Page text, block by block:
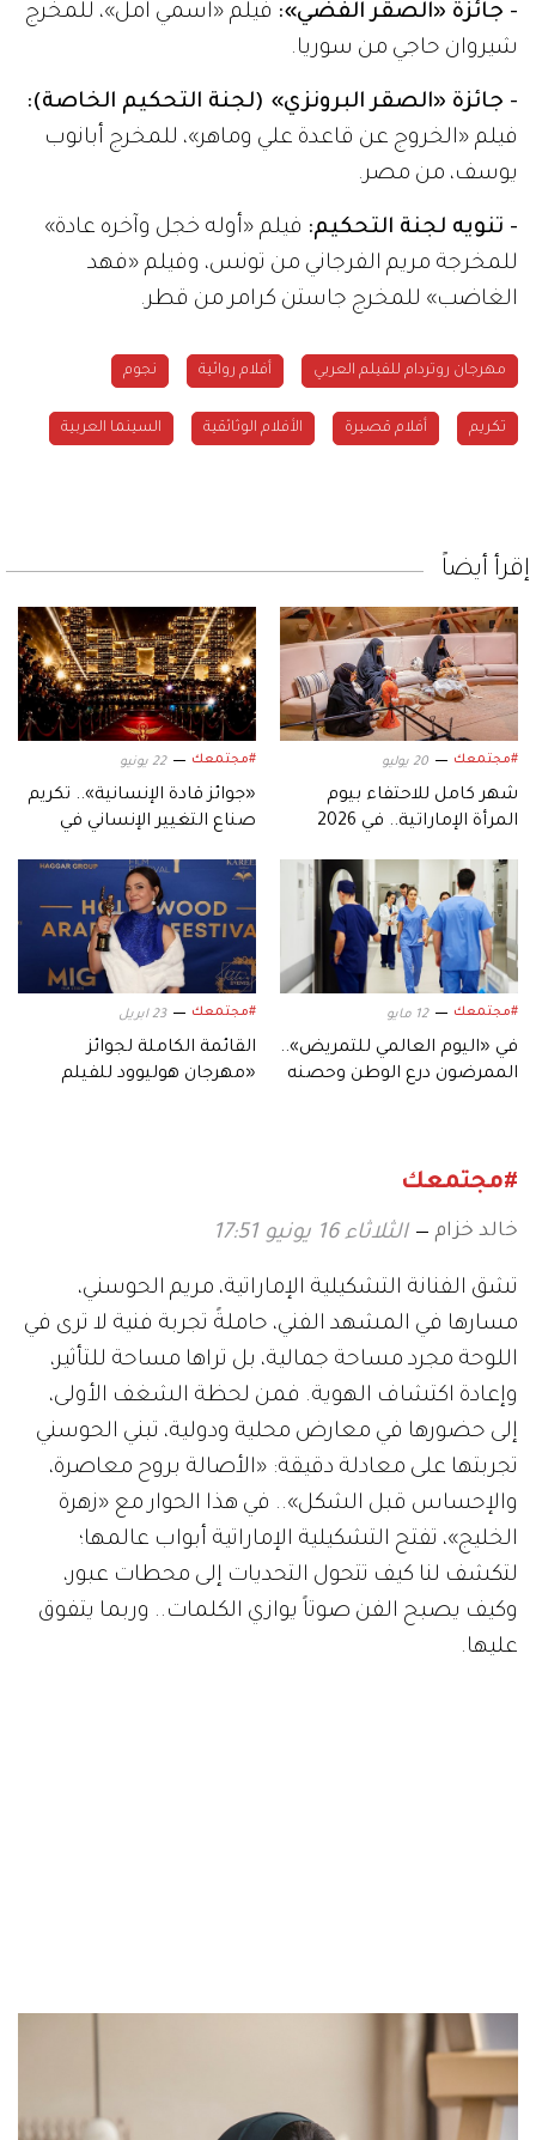
- جائزة «الصقر الفضي»: فيلم «اسمي أمل»، للمخرج
شيروان حاجي من سوريا.
- جائزة «الصقر البرونزي» (لجنة التحكيم الخاصة):
فيلم «الخروج عن قاعدة علي وماهر»، للمخرج أبانوب
يوسف، من مصر.
- تنويه لجنة التحكيم: فيلم «أوله خجل وآخره عادة»
للمخرجة مريم الفرجاني من تونس، وفيلم «فهد
الغاضب» للمخرج جاستن كرامر من قطر.
مهرجان روتردام للفيلم العربي أفلام روائية نجوم
تكريم أفلام قصيرة الأفلام الوثائقية السينما العربية
إقرأ أيضاً
#مجتمعك 20 يوليو
شهر كامل للاحتفاء بيوم
المرأة الإماراتية.. في 2026
#مجتمعك 22 يونيو
«جوائز قادة الإنسانية».. تكريم
صناع التغيير الإنساني في
#مجتمعك 12 مايو
في «اليوم العالمي للتمريض»..
الممرضون درع الوطن وحصنه
#مجتمعك 23 ابريل
القائمة الكاملة لجوائز
«مهرجان هوليوود للفيلم
#مجتمعك
خالد خزام الثلاثاء 16 يونيو 17:51
تشق الفنانة التشكيلية الإماراتية، مريم الحوسني،
مسارها في المشهد الفني، حاملةً تجربة فنية لا ترى في
اللوحة مجرد مساحة جمالية، بل تراها مساحة للتأثير،
وإعادة اكتشاف الهوية. فمن لحظة الشغف الأولى،
إلى حضورها في معارض محلية ودولية، تبني الحوسني
تجربتها على معادلة دقيقة: «الأصالة بروح معاصرة،
والإحساس قبل الشكل».. في هذا الحوار مع «زهرة
الخليج»، تفتح التشكيلية الإماراتية أبواب عالمها؛
لتكشف لنا كيف تتحول التحديات إلى محطات عبور،
وكيف يصبح الفن صوتاً يوازي الكلمات.. وربما يتفوق
عليها.